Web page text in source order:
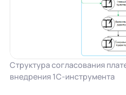
Структура согласования
внедрения 1С-инструмента